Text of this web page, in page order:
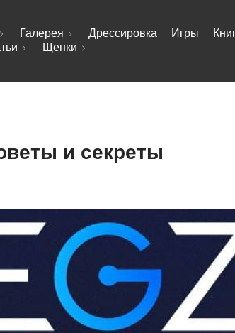
Галерея Дрессировка Игры
Щенки
и секреты